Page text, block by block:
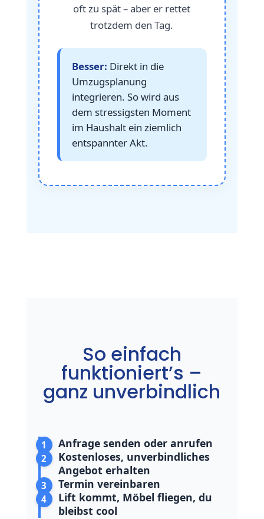
oft zu spät – aber er rettet
trotzdem den Tag.
Besser: Direkt in die
Umzugsplanung
integrieren. So wird aus
dem stressigsten Moment
im Haushalt ein ziemlich
entspannter Akt.
So einfach
funktioniert’s –
ganz unverbindlich
1 Anfrage senden oder anrufen
2
Kostenloses, unverbindliches
Angebot erhalten
3 Termin vereinbaren
4
Lift kommt, Möbel fliegen, du
bleibst cool